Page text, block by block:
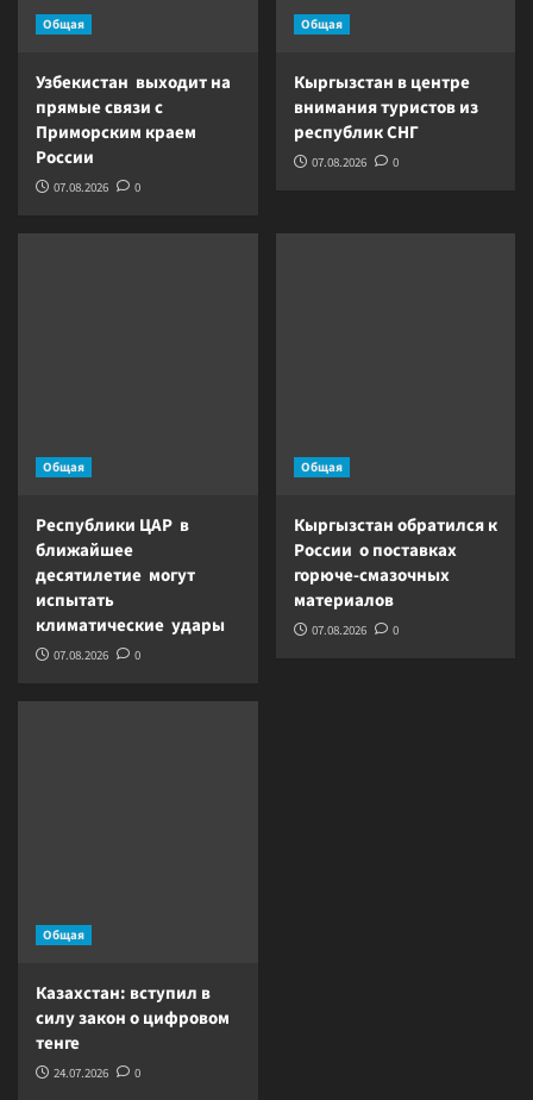
Общая
Узбекистан выходит на
прямые связи с
Приморским краем
России
07.08.2026 0
Общая
Кыргызстан в центре
внимания туристов из
республик СНГ
07.08.2026 0
Общая
Республики ЦАР в
ближайшее
десятилетие могут
испытать
климатические удары
07.08.2026 0
Общая
Кыргызстан обратился к
России о поставках
горюче-смазочных
материалов
07.08.2026 0
Общая
Казахстан: вступил в
силу закон о цифровом
тенге
24.07.2026 0